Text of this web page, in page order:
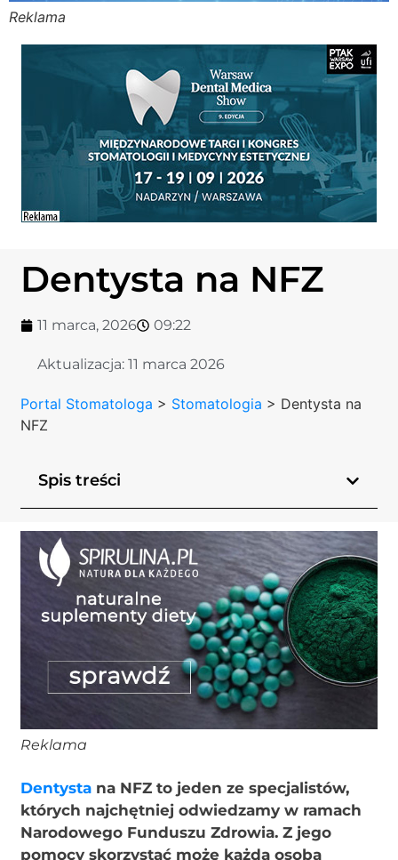
Reklama
Dentysta na NFZ
11 marca, 2026 09:22
Aktualizacja:11 marca 2026
Portal Stomatologa > Stomatologia > Dentysta na
NFZ
Spis treści
Reklama
Dentysta na NFZ to jeden ze specjalistów,
których najchętniej odwiedzamy w ramach
Narodowego Funduszu Zdrowia. Z jego
pomocy skorzystać może każda osoba